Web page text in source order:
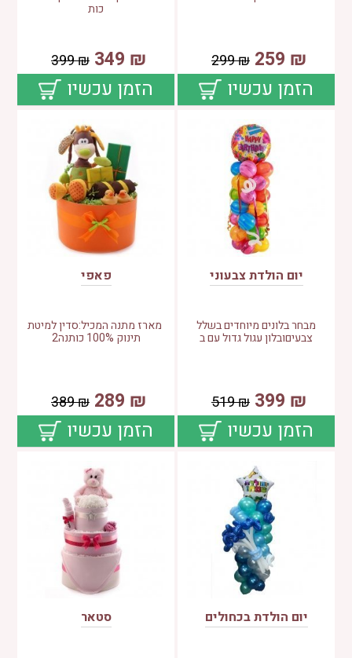
₪
259
₪
299
הזמן עכשיו
כות
₪
349
₪
399
הזמן עכשיו
יום הולדת צבעוני
מבחר בלונים מיוחדים בשלל
צבעיםובלון עגול גדול עם ב
₪
399
₪
519
הזמן עכשיו
פאפי
מארז מתנה המכיל:סדין למיטת
תינוק 100% כותנה2
₪
289
₪
389
הזמן עכשיו
יום הולדת בכחולים סטאר